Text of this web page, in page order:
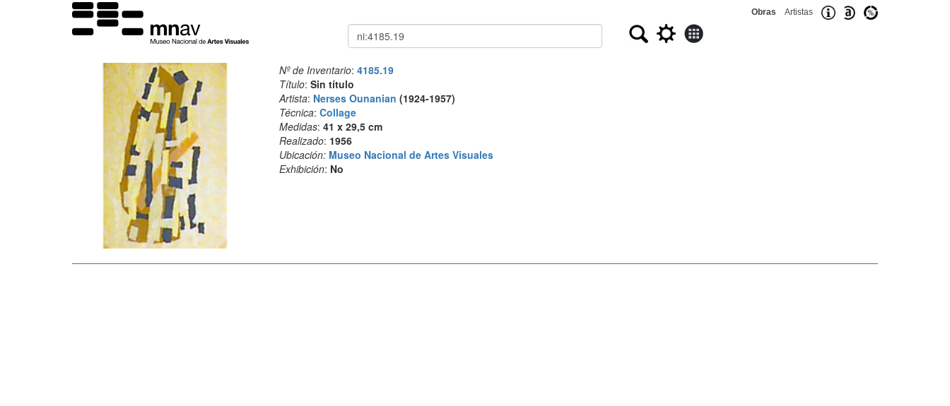
Obras Artistas
Buscar
Nº de Inventario: 4185.19
Título: Sin título
Artista: Nerses Ounanian (1924-1957)
Técnica: Collage
Medidas: 41 x 29,5 cm
Realizado: 1956
Ubicación: Museo Nacional de Artes Visuales
Exhibición: No